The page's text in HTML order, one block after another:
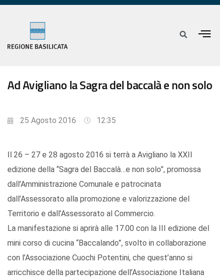
Ad Avigliano la Sagra del baccalà e non solo
25 Agosto 2016 12:35
Il 26 – 27 e 28 agosto 2016 si terrà a Avigliano la XXII
edizione della “Sagra del Baccalà…e non solo”, promossa
dall’Amministrazione Comunale e patrocinata
dall’Assessorato alla promozione e valorizzazione del
Territorio e dall’Assessorato al Commercio.
La manifestazione si aprirà alle 17.00 con la III edizione del
mini corso di cucina “Baccalando”, svolto in collaborazione
con l’Associazione Cuochi Potentini, che quest’anno si
arricchisce della partecipazione dell’Associazione Italiana